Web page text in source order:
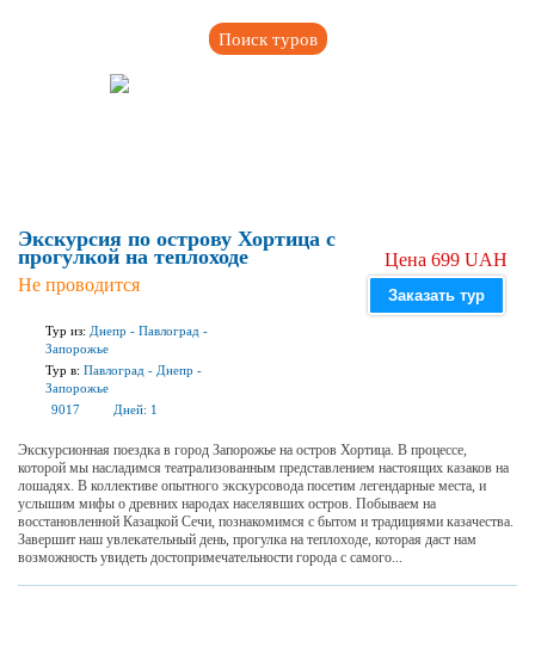
Поиск туров
Экскурсия по острову Хортица с
прогулкой на теплоходе
Не проводится
Тур из: Днепр - Павлоград -
Запорожье
Тур в: Павлоград - Днепр -
Запорожье
9017
Дней: 1
Цена 699 UAH
Заказать тур
Экскурсионная поездка в город Запорожье на остров Хортица. В процессе,
которой мы насладимся театрализованным представлением настоящих казаков на
лошадях. В коллективе опытного экскурсовода посетим легендарные места, и
услышим мифы о древних народах населявших остров. Побываем на
восстановленной Казацкой Сечи, познакомимся с бытом и традициями казачества.
Завершит наш увлекательный день, прогулка на теплоходе, которая даст нам
возможность увидеть достопримечательности города с самого...